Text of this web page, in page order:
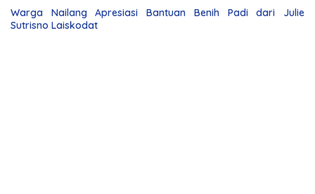
Warga Nailang Apresiasi Bantuan Benih Padi dari Julie
Sutrisno Laiskodat